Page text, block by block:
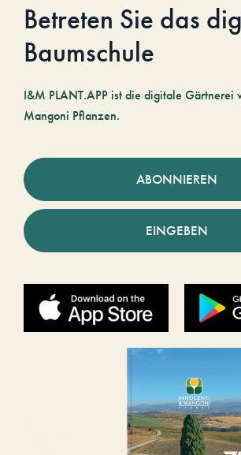
Betreten Sie das
Baumschule
I&M PLANT.APP ist die digitale Gärtnerei
Mangoni Pflanzen.
ABONNIEREN
EINGEBEN